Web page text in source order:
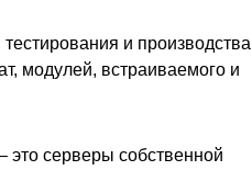
и производства
модулей, встраиваемого и
это серверы собственной